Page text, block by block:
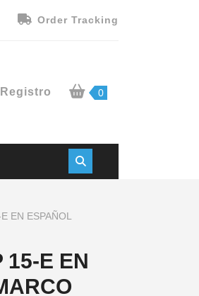
Order Tracking
0
EN ESPAÑOL
15-E EN